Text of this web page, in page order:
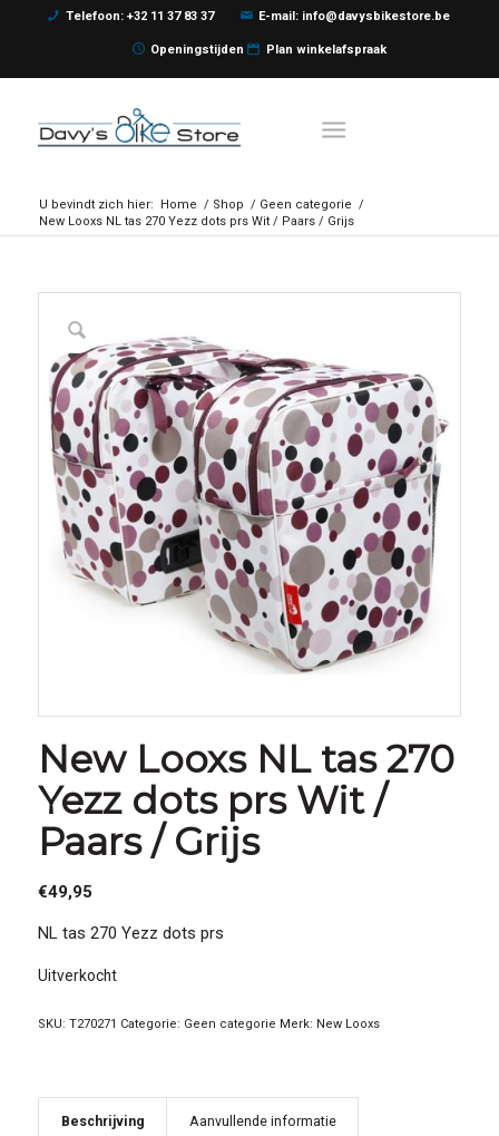
Telefoon: +32 11 37 83 37 E-mail: info@davysbikestore.be
Openingstijden Plan winkelafspraak
U bevindt zich hier: Home / Shop / Geen categorie /
New Looxs NL tas 270 Yezz dots prs Wit / Paars / Grijs
New Looxs NL tas 270
Yezz dots prs Wit /
Paars / Grijs
€49,95
NL tas 270 Yezz dots prs
Uitverkocht
SKU: T270271 Categorie: Geen categorie Merk: New Looxs
Beschrijving Aanvullende informatie